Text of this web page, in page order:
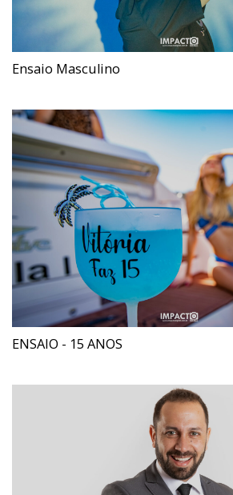
Ensaio Masculino
ENSAIO - 15 ANOS